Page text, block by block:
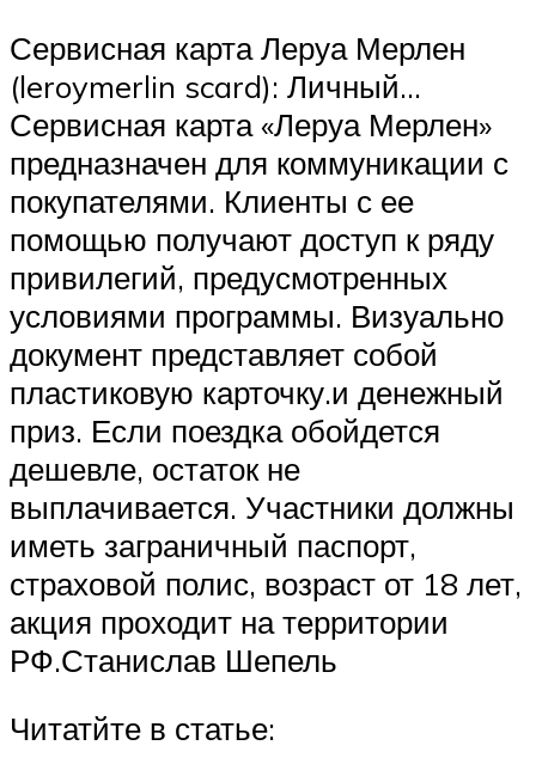
Сервисная карта Леруа Мерлен
(leroymerlin scard): Личный…
Сервисная карта «Леруа Мерлен»
предназначен для коммуникации с
покупателями. Клиенты с ее
помощью получают доступ к ряду
привилегий, предусмотренных
условиями программы. Визуально
документ представляет собой
пластиковую карточку.и денежный
приз. Если поездка обойдется
дешевле, остаток не
выплачивается. Участники должны
иметь заграничный паспорт,
страховой полис, возраст от 18 лет,
акция проходит на территории
РФ.Станислав Шепель
Читатйте в статье: